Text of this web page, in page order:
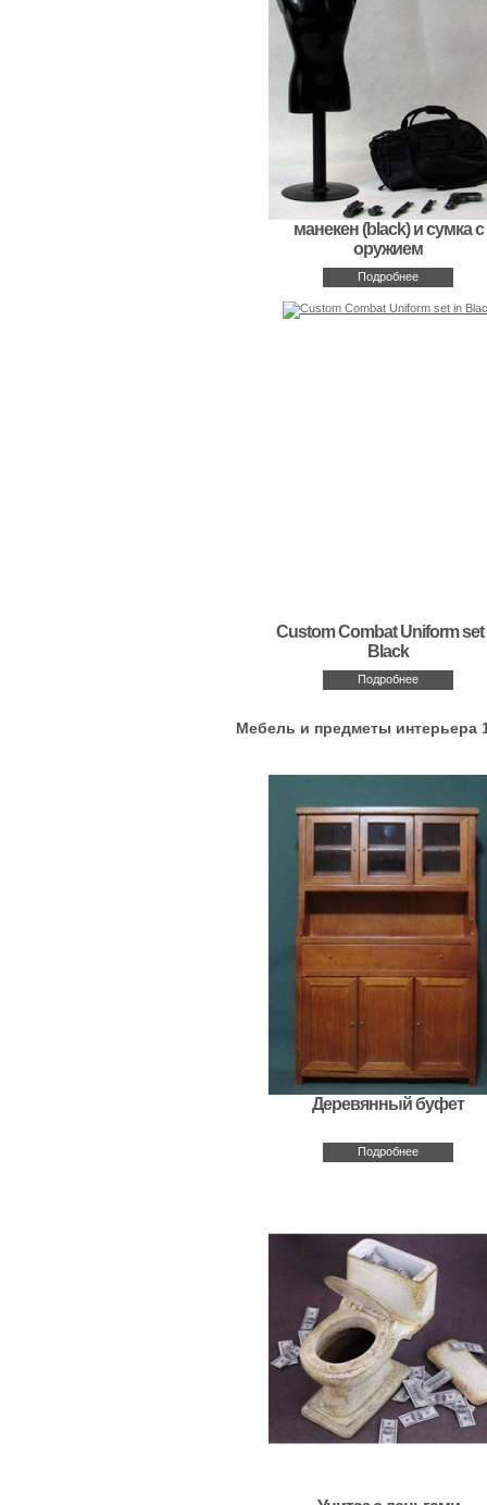
манекен (black) и сумка с
оружием
Подробнее
Custom Combat Uniform set
Black
Подробнее
Мебель и предметы интерьера
Деревянный буфет
Подробнее